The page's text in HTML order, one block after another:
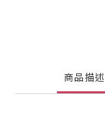
商品描述